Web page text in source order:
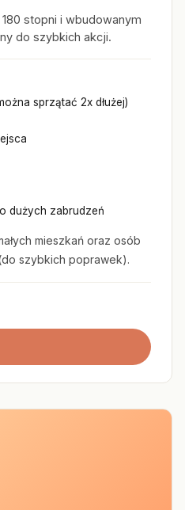
stopni i wbudowanym
do szybkich akcji.
sprzątać 2x dłużej)
dużych zabrudzeń
mieszkań oraz osób
szybkich poprawek).